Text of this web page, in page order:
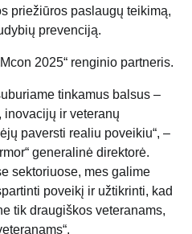
priežiūros paslaugų teikimą,
prevenciją.
2025“ renginio partneris.
tinkamus balsus –
inovacijų ir veteranų
paversti realiu poveikiu“, –
generalinė direktorė.
sektoriuose, mes galime
poveikį ir užtikrinti, kad
tik draugiškos veteranams,